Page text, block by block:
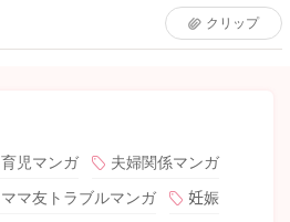
クリップ
育児マンガ
夫婦関係マンガ
ママ友トラブルマンガ
妊娠